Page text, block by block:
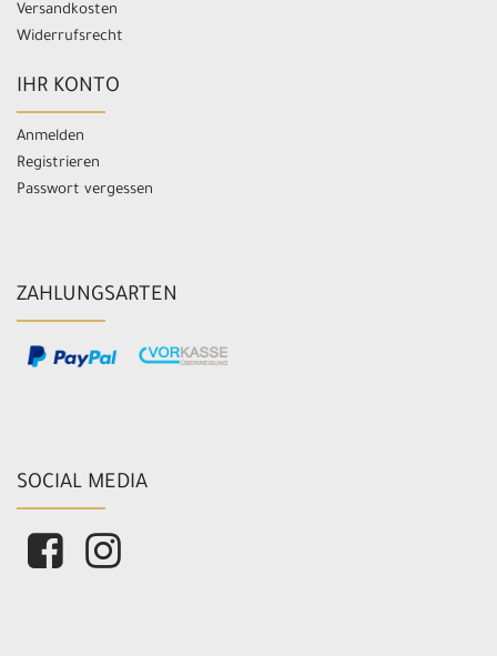
Versandkosten
Widerrufsrecht
IHR KONTO
Anmelden
Registrieren
Passwort vergessen
ZAHLUNGSARTEN
SOCIAL MEDIA